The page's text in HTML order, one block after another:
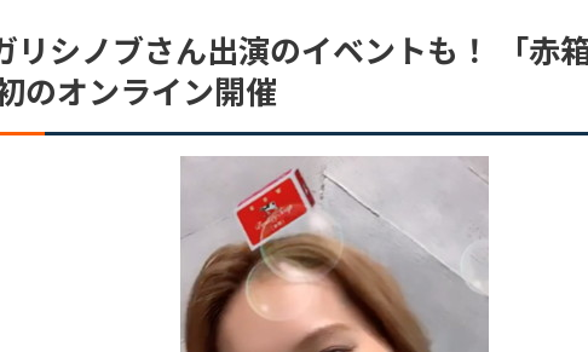
シノブさん出演のイベントも！ 「赤
のオンライン開催